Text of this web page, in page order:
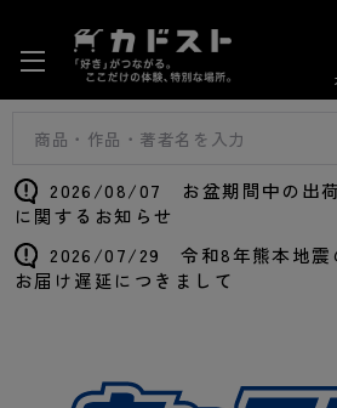
2026/08/07 お盆期間中の出
に関するお知らせ
2026/07/29 令和8年熊本地震
お届け遅延につきまして